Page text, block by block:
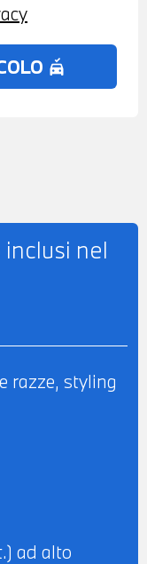
DAB -
ASSISTANT -
USB -
DI BORDO -
-
DI
-
DRIVE
SPORTIVI IN
no_crash
nel
razze, styling
ad alto